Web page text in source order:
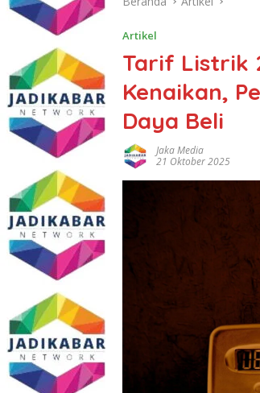
Artikel
Tarif Listrik
Kenaikan,
Daya Beli
Jaka Media
21 Oktober 2025